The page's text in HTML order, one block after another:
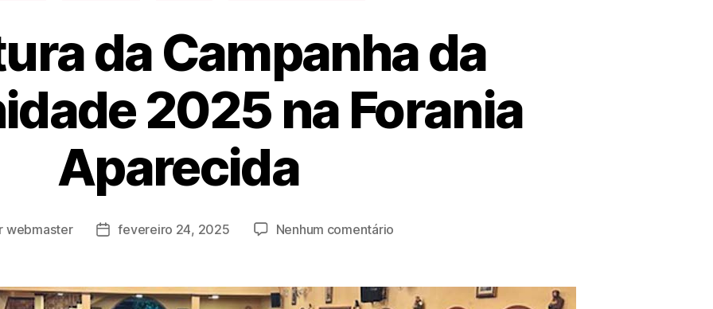
da Campanha da
2025 na Forania
Aparecida
webmaster fevereiro 24, 2025 Nenhum comentário